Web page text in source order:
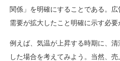
関係」を明確にすることである。
需要が拡大したこと明確に示す必要
例えば、気温が上昇する時期に、
した場合を考えてみよう。当然、